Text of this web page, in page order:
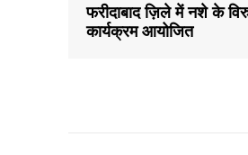
फरीदाबाद ज़िले में नशे के
कार्यक्रम आयोजित